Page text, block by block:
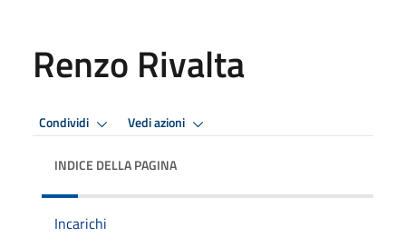
Renzo Rivalta
Condividi Vedi azioni
INDICE DELLA PAGINA
Incarichi